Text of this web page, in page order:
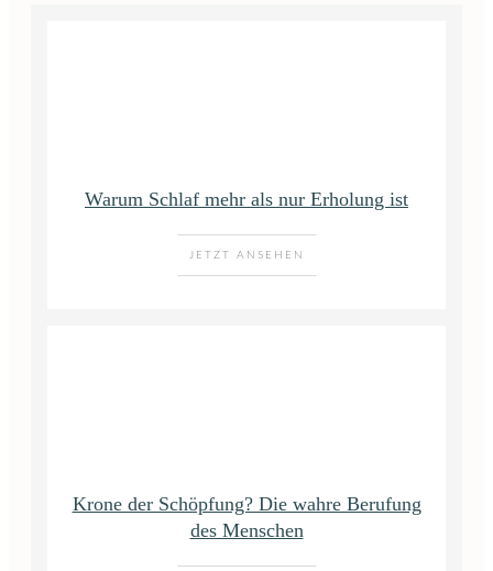
Warum Schlaf mehr als nur Erholung ist
JETZT ANSEHEN
Krone der Schöpfung? Die wahre Berufung
des Menschen